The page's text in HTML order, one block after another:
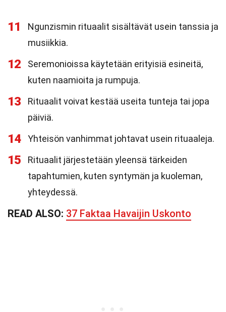
11
Ngunzismin rituaalit sisältävät usein tanssia ja
musiikkia.
12
Seremonioissa käytetään erityisiä esineitä,
kuten naamioita ja rumpuja.
13
Rituaalit voivat kestää useita tunteja tai jopa
päiviä.
14 Yhteisön vanhimmat johtavat usein rituaaleja.
15
Rituaalit järjestetään yleensä tärkeiden
tapahtumien, kuten syntymän ja kuoleman,
yhteydessä.
READ ALSO: 37 Faktaa Havaijin Uskonto